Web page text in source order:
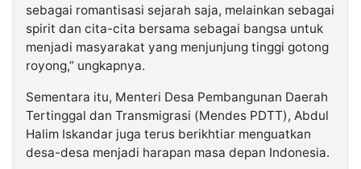
sebagai romantisasi sejarah saja, melainkan sebagai
spirit dan cita-cita bersama sebagai bangsa untuk
menjadi masyarakat yang menjunjung tinggi gotong
royong,” ungkapnya.
Sementara itu, Menteri Desa Pembangunan Daerah
Tertinggal dan Transmigrasi (Mendes PDTT), Abdul
Halim Iskandar juga terus berikhtiar menguatkan
desa-desa menjadi harapan masa depan Indonesia.